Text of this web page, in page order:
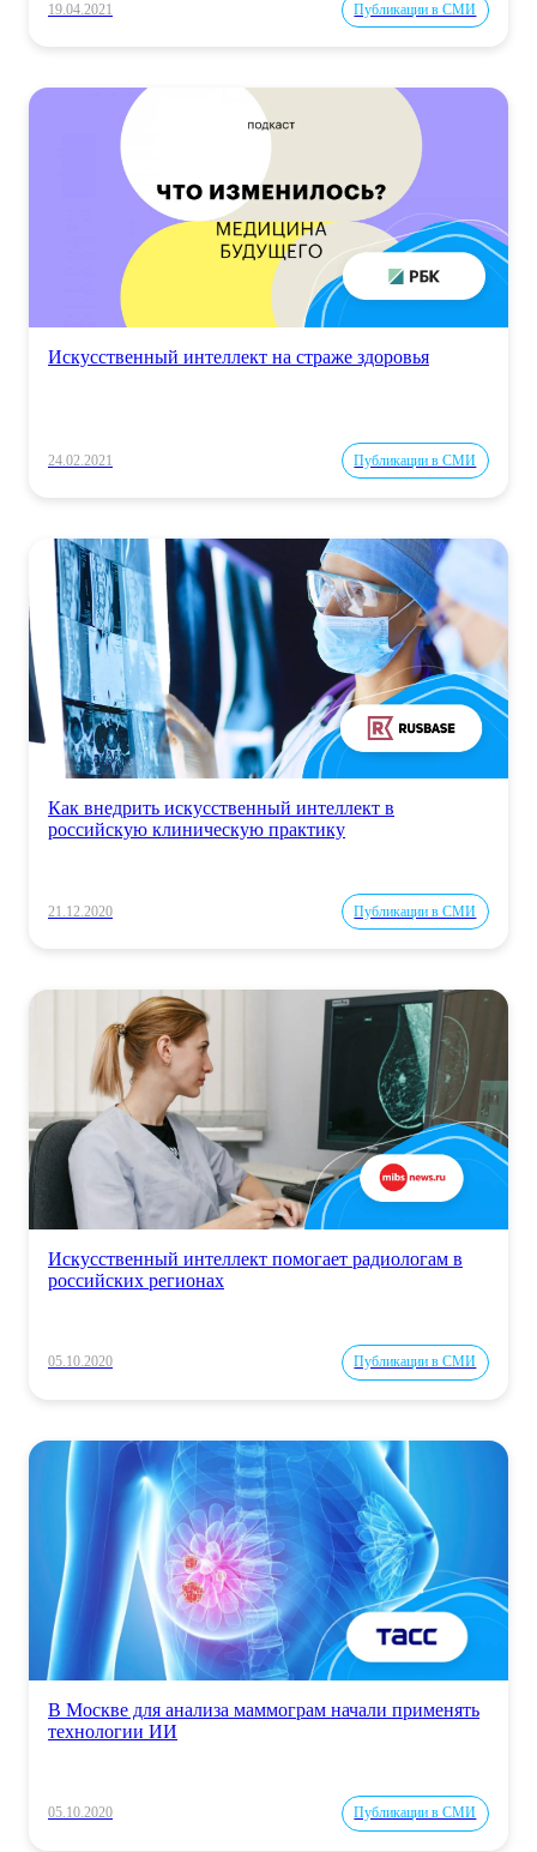
19.04.2021 Публикации в СМИ
Искусственный интеллект на страже здоровья
24.02.2021 Публикации в СМИ
Как внедрить искусственный интеллект в
российскую клиническую практику
21.12.2020 Публикации в СМИ
Искусственный интеллект помогает радиологам в
российских регионах
05.10.2020 Публикации в СМИ
В Москве для анализа маммограм начали применять
технологии ИИ
05.10.2020 Публикации в СМИ